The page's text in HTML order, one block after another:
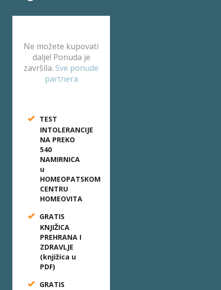
Ne možete kupovati
dalje! Ponuda je
završila. Sve ponude
partnera
TEST
INTOLERANCIJE
NA PREKO
540
NAMIRNICA
u
HOMEOPATSKOM
CENTRU
HOMEOVITA
GRATIS
KNJIŽICA
PREHRANA I
ZDRAVLJE
(knjižica u
PDF)
GRATIS